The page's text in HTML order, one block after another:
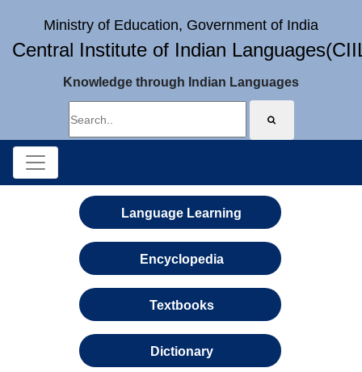
Ministry of Education, Government of India
Central Institute of Indian
Knowledge through Indian Languages
Language Learning
Encyclopedia
Textbooks
Dictionary